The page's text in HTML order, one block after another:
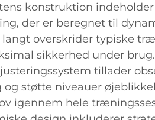
konstruktion indeholder
der er beregnet til
overskrider typiske
sikkerhed under
tillader
støtte niveauer
igennem hele